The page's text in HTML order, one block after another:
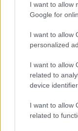
I want to allow
Google for
I want to allow
personalized
I want to allow
related to
device
I want to allow
related to
SIM típus
Flight mode
Terület
Funkciók
Brand